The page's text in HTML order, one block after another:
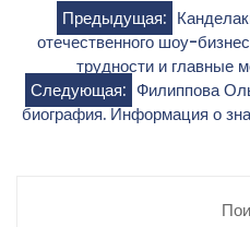
Навигация
по
записям
Предыдущая:
отечественного шоу-
трудности и главные
Следующая: Филиппова
биография. Информация о